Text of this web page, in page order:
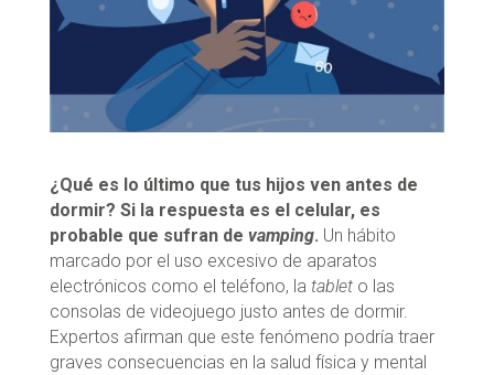
¿Qué es lo último que tus hijos ven antes de
dormir? Si la respuesta es el celular, es
probable que sufran de vamping. Un hábito
marcado por el uso excesivo de aparatos
electrónicos como el teléfono, la tableto las
consolas de videojuego justo antes de dormir.
Expertos afirman que este fenómeno podría traer
graves consecuencias en la salud física y mental